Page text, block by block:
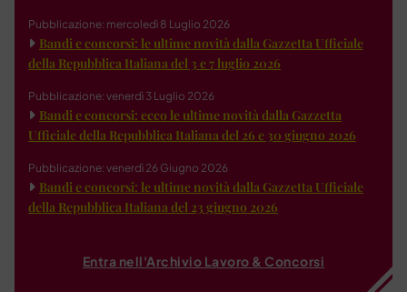
Pubblicazione: mercoledì 8 Luglio 2026
Bandi e concorsi: le ultime novità dalla Gazzetta Ufficiale
della Repubblica Italiana del 3 e 7 luglio 2026
Pubblicazione: venerdì 3 Luglio 2026
Bandi e concorsi: ecco le ultime novità dalla Gazzetta
Ufficiale della Repubblica Italiana del 26 e 30 giugno 2026
Pubblicazione: venerdì 26 Giugno 2026
Bandi e concorsi: le ultime novità dalla Gazzetta Ufficiale
della Repubblica Italiana del 23 giugno 2026
Entra nell'Archivio Lavoro & Concorsi